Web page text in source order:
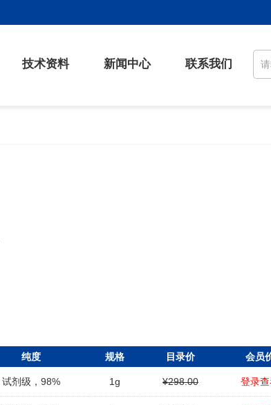
技术资料 新闻中心 联系我们
纯度 规格 目录价 会员
试剂级，98% 1g ¥298.00 登录